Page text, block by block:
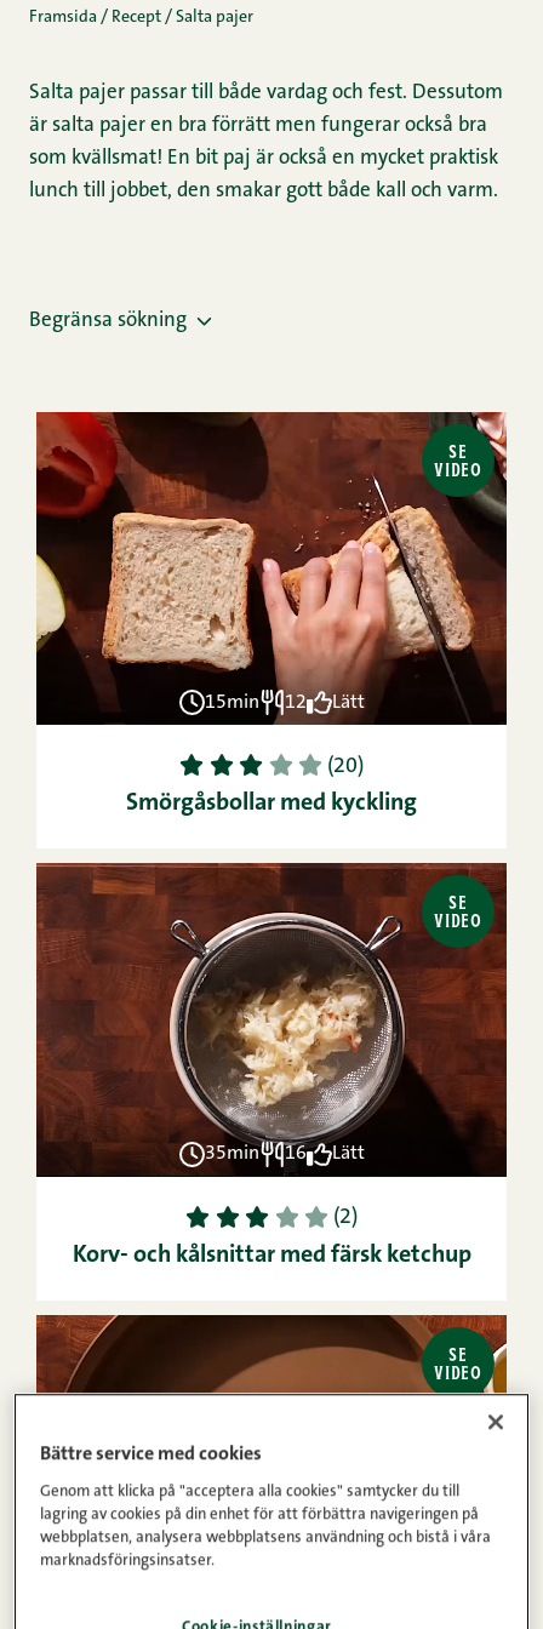
Framsida / Recept / Salta pajer
Salta pajer passar till både vardag och fest. Dessutom
är salta pajer en bra förrätt men fungerar också bra
som kvällsmat! En bit paj är också en mycket praktisk
lunch till jobbet, den smakar gott både kall och varm.
Begränsa sökning
SE
VIDEO
15min 12 Lätt
1 2 3 4 5 (20)
Smörgåsbollar med kyckling
SE
VIDEO
35min 16 Lätt
1 2 3 4 5 (2)
Korv- och kålsnittar med färsk ketchup
SE
VIDEO
Bättre service med cookies
Genom att klicka på "acceptera alla cookies" samtycker du till
lagring av cookies på din enhet för att förbättra navigeringen på
webbplatsen, analysera webbplatsens användning och bistå i våra
marknadsföringsinsatser.